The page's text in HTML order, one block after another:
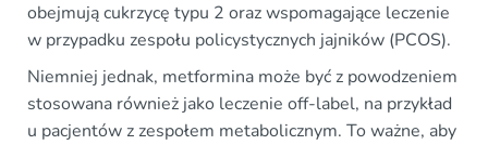
obejmują cukrzycę typu 2 oraz wspomagające leczenie
w przypadku zespołu policystycznych jajników (PCOS).
Niemniej jednak, metformina może być z powodzeniem
stosowana również jako leczenie off-label, na przykład
u pacjentów z zespołem metabolicznym. To ważne, aby